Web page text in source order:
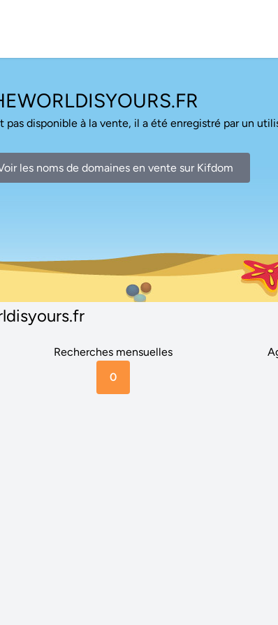
pas disponible à la vente, il a été enregistré par un
les noms de domaines en vente sur Kifdom
Recherches mensuelles
0